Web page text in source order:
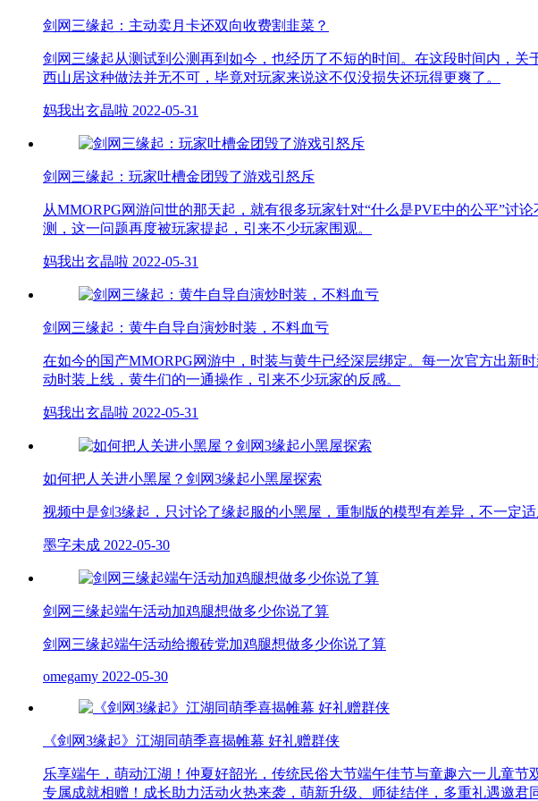
剑网三缘起：主动卖月卡还双向收费割韭菜？
剑网三缘起从测试到公测再到如今，也经历了不短的时间。在这段时间内，
西山居这种做法并无不可，毕竟对玩家来说这不仅没损失还玩得更爽了。
妈我出玄晶啦 2022-05-31
剑网三缘起：玩家吐槽金团毁了游戏引怒斥
从MMORPG网游问世的那天起，就有很多玩家针对“什么是PVE中的公平”讨
测，这一问题再度被玩家提起，引来不少玩家围观。
妈我出玄晶啦 2022-05-31
剑网三缘起：黄牛自导自演炒时装，不料血亏
在如今的国产MMORPG网游中，时装与黄牛已经深层绑定。每一次官方出新
动时装上线，黄牛们的一通操作，引来不少玩家的反感。
妈我出玄晶啦 2022-05-31
如何把人关进小黑屋？剑网3缘起小黑屋探索
视频中是剑3缘起，只讨论了缘起服的小黑屋，重制版的模型有差异，不一定
墨字未成 2022-05-30
剑网三缘起端午活动加鸡腿想做多少你说了算
剑网三缘起端午活动给搬砖党加鸡腿想做多少你说了算
omegamy 2022-05-30
《剑网3缘起》江湖同萌季喜揭帷幕 好礼赠群侠
乐享端午，萌动江湖！仲夏好韶光，传统民俗大节端午佳节与童趣六一儿童
专属成就相赠！成长助力活动火热来袭，萌新升级、师徒结伴，多重礼遇邀君